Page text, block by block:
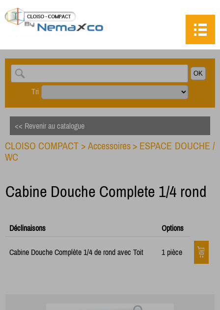
Tri
<< Revenir au catalogue
CLOISO COMPACT > Accessoires > ESPACE DOUCHE /
WC
Cabine Douche Complete 1/4 rond
Déclinaisons Options
Cabine Douche Complète 1/4 de rond avec Toit 1 pièce